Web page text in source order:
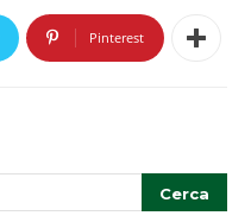
Pinterest